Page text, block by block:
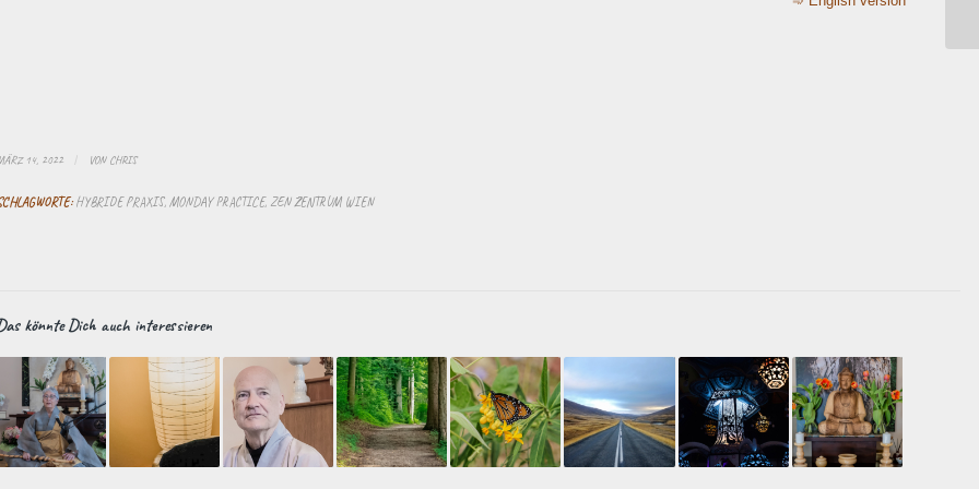
14, 2022 / VON CHRIS
HYBRIDE PRAXIS, MONDAY PRACTICE, ZEN ZENTRUM WIEN
könnte Dich auch interessieren